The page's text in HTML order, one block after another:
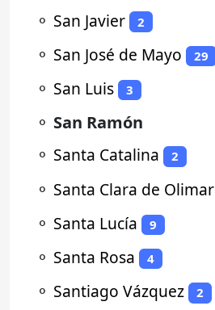
⚬ San Javier 2
⚬ San José de Mayo 29
⚬ San Luis 3
⚬ San Ramón
⚬ Santa Catalina 2
⚬ Santa Clara de Olimar
⚬ Santa Lucía 9
⚬ Santa Rosa 4
⚬ Santiago Vázquez 2